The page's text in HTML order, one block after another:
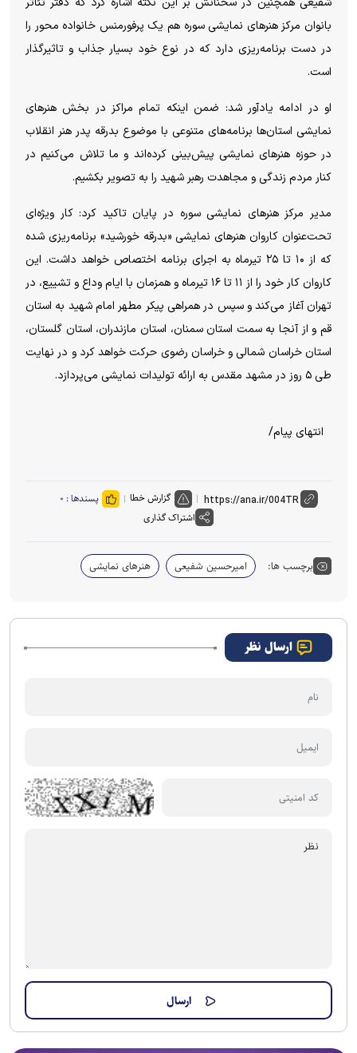
بانوان مرکز هنر‌های نمایشی سوره هم یک پرفورمنس خانواده محور را
در دست برنامه‌ریزی دارد که در نوع خود بسیار جذاب و تاثیرگذار
است.
او در ادامه یادآور شد: ضمن اینکه تمام مراکز در بخش هنر‌های
نمایشی استان‌ها برنامه‌های متنوعی با موضوع بدرقه پدر هنر انقلاب
در حوزه هنر‌های نمایشی پیش‌بینی کرده‌اند و ما تلاش می‌کنیم در
کنار مردم زندگی و مجاهدت رهبر شهید را به تصویر بکشیم.
مدیر مرکز هنر‌های نمایشی سوره در پایان تاکید کرد: کار ویژه‌ای
تحت‌عنوان کاروان هنر‌های نمایشی «بدرقه خورشید» برنامه‌ریزی شده
که از ۱۰ تا ۲۵ تیرماه به اجرای برنامه اختصاص خواهد داشت. این
کاروان کار خود را از ۱۱ تا ۱۶ تیرماه و همزمان با ایام وداع و تشییع، در
تهران آغاز می‌کند و سپس در همراهی پیکر مطهر امام شهید به استان
قم و از آنجا به سمت استان سمنان، استان مازندران، استان گلستان،
استان خراسان شمالی و خراسان رضوی حرکت خواهد کرد و در نهایت
طی ۵ روز در مشهد مقدس به ارائه تولیدات نمایشی می‌پردازد.
انتهای پیام/
گزارش خطا پسندها : ۰
اشتراک گذاری
برچسب ها: امیرحسین شفیعی هنرهای نمایشی
ارسال نظر